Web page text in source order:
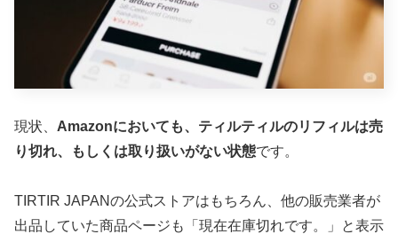
現状、 Amazonにおいても、ティルティルのリフィルは売
り切れ、もしくは取り扱いがない状態です。
TIRTIR JAPANの公式ストアはもちろん、他の販売業者が
出品していた商品ページも「現在在庫切れです。」と表示